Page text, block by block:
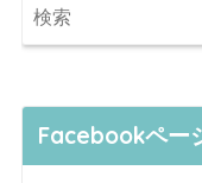
Facebookペー